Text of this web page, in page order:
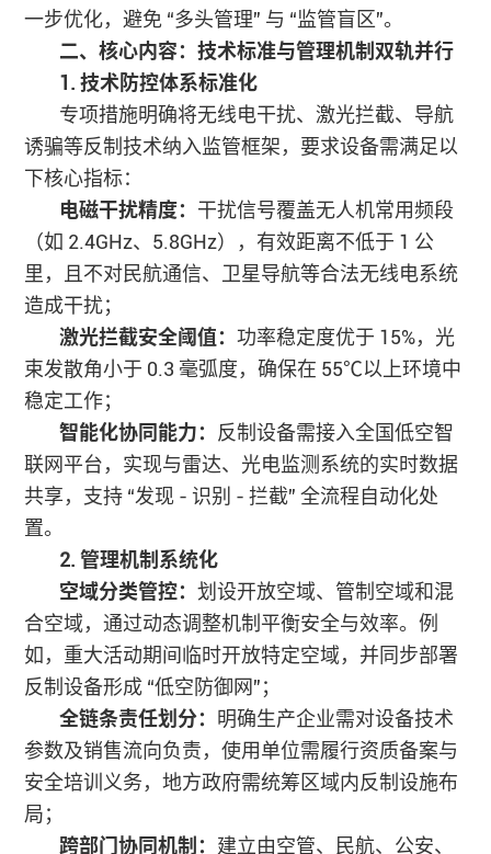
一步优化，避免 “多头管理” 与 “监管盲区”。
二、核心内容：技术标准与管理机制双轨并行
1. 技术防控体系标准化
专项措施明确将无线电干扰、激光拦截、导航
诱骗等反制技术纳入监管框架，要求设备需满足以
下核心指标：
电磁干扰精度： 干扰信号覆盖无人机常用频段
（如 2.4GHz、5.8GHz），有效距离不低于 1 公
里，且不对民航通信、卫星导航等合法无线电系统
造成干扰；
激光拦截安全阈值：功率稳定度优于 15%，光
束发散角小于 0.3 毫弧度，确保在 55℃以上环境中
稳定工作；
智能化协同能力： 反制设备需接入全国低空智
联网平台，实现与雷达、光电监测系统的实时数据
共享，支持 “发现 - 识别 - 拦截” 全流程自动化处
置。
2. 管理机制系统化
空域分类管控：划设开放空域、管制空域和混
合空域，通过动态调整机制平衡安全与效率。例
如，重大活动期间临时开放特定空域，并同步部署
反制设备形成 “低空防御网”；
全链条责任划分： 明确生产企业需对设备技术
参数及销售流向负责，使用单位需履行资质备案与
安全培训义务，地方政府需统筹区域内反制设施布
局；
跨部门协同机制： 建立由空管、民航、公安、